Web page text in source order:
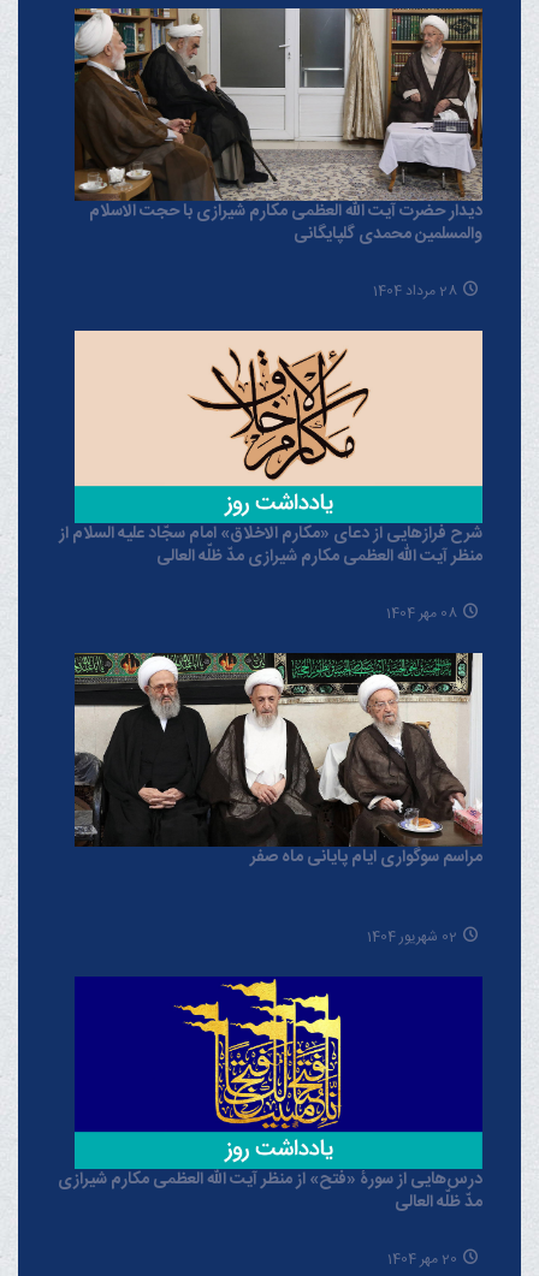
دیدار حضرت آیت الله العظمی مکارم شیرازی با حجت الاسلام
والمسلمین محمدی گلپایگانی
28 مرداد 1404
شرح فرازهایی از دعای «مکارم الاخلاق» امام سجّاد علیه السلام از
منظر آیت الله العظمی مکارم شیرازی مدّ ظلّه العالی
08 مهر 1404
مراسم سوگواری ایام پایانی ماه صفر
02 شهریور 1404
درس‌هایی از سورۀ «فتح» از منظر آیت الله العظمی مکارم شیرازی
مدّ ظلّه العالی
20 مهر 1404